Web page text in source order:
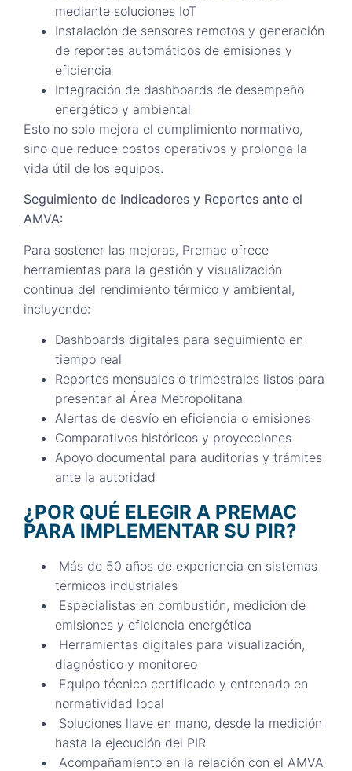
mediante soluciones IoT
Instalación de sensores remotos y generación
de reportes automáticos de emisiones y
eficiencia
Integración de dashboards de desempeño
energético y ambiental
Esto no solo mejora el cumplimiento normativo,
sino que reduce costos operativos y prolonga la
vida útil de los equipos.
Seguimiento de Indicadores y Reportes ante el
AMVA:
Para sostener las mejoras, Premac ofrece
herramientas para la gestión y visualización
continua del rendimiento térmico y ambiental,
incluyendo:
Dashboards digitales para seguimiento en
tiempo real
Reportes mensuales o trimestrales listos para
presentar al Área Metropolitana
Alertas de desvío en eficiencia o emisiones
Comparativos históricos y proyecciones
Apoyo documental para auditorías y trámites
ante la autoridad
¿POR QUÉ ELEGIR A PREMAC
PARA IMPLEMENTAR SU PIR?
Más de 50 años de experiencia en sistemas
térmicos industriales
Especialistas en combustión, medición de
emisiones y eficiencia energética
Herramientas digitales para visualización,
diagnóstico y monitoreo
Equipo técnico certificado y entrenado en
normatividad local
Soluciones llave en mano, desde la medición
hasta la ejecución del PIR
Acompañamiento en la relación con el AMVA